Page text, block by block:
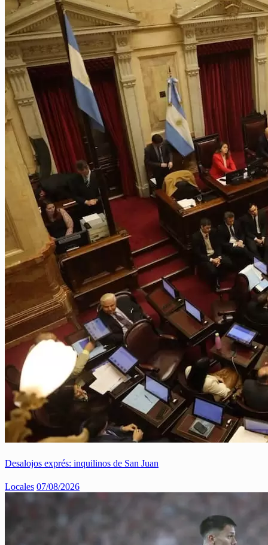
Desalojos exprés: inquilinos de San Juan
Locales 07/08/2026